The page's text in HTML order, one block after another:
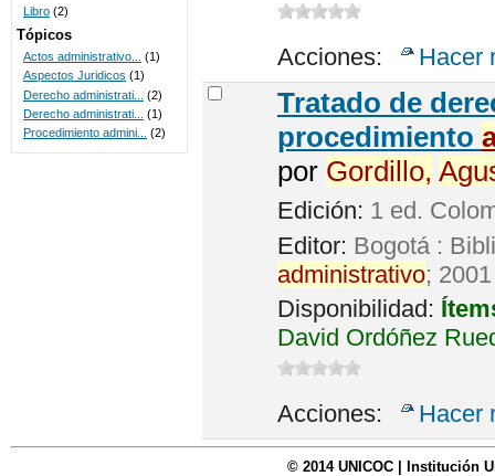
Acciones: Hacer
Tratado de
procedimiento
por Gordillo,
Edición: 1 ed.
Editor: Bogotá :
administrativo; 2001
Disponibilidad:
David Ordóñez
Acciones: Hacer
Libro (2)
Tópicos
Actos administrativo...
(1)
Aspectos Juridicos (1)
Derecho administrati...
(2)
Derecho administrati...
(1)
Procedimiento admini...
(2)
© 2014 UNICOC | Institución